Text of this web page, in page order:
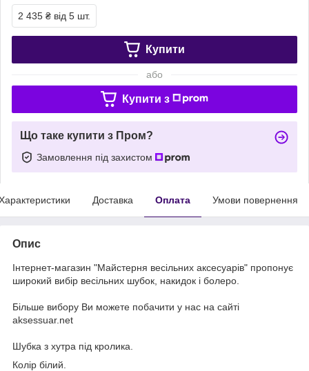
2 435 ₴ від 5 шт.
Купити
або
Купити з
Що таке купити з Пром?
Замовлення під захистом
Доставка Оплата Умови повернення
Опис
Інтернет-магазин "Майстерня весільних аксесуарів" пропонує
широкий вибір весільних шубок, накидок і болеро.
Більше вибору Ви можете побачити у нас на сайті
aksessuar.net
Шубка з хутра під кролика.
Колір білий.